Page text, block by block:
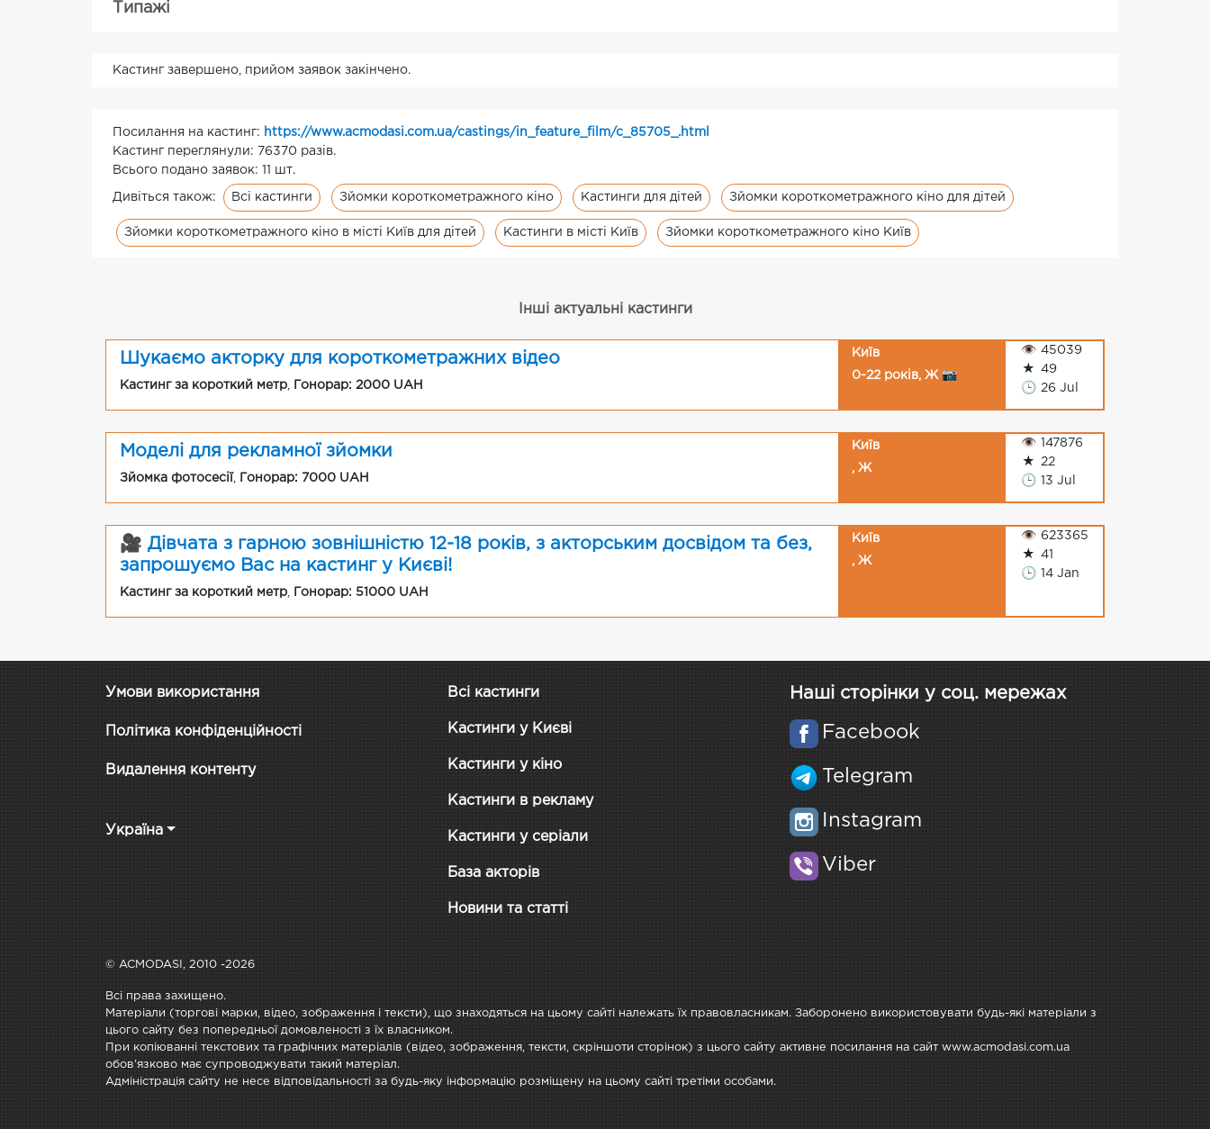
Типажі
Кастинг завершено, прийом заявок закінчено.
Посилання на кастинг: https://www.acmodasi.com.ua/castings/in_feature_film/c_85705_.html
Кастинг переглянули: 76370 разів.
Всього подано заявок: 11 шт.
Дивіться також: Всі кастинги Зйомки короткометражного кіно Кастинги для дітей Зйомки короткометражного кіно для дітей
Зйомки короткометражного кіно в місті Київ для дітей Кастинги в місті Київ Зйомки короткометражного кіно Київ
Інші актуальні кастинги
Шукаємо акторку для короткометражних відео
Кастинг за короткий метр Гонорар: 2000 UAH
Київ
0-22 років, Ж 📷
👁 45039
★
49
🕒 26 Jul
Моделі для рекламної зйомки
Зйомка фотосесії Гонорар: 7000 UAH
Київ
, Ж
👁 147876
★
22
🕒 13 Jul
🎥 Дівчата з гарною зовнішністю 12-18 років, з акторським досвідом та без,
запрошуємо Вас на кастинг у Києві!
Кастинг за короткий метр Гонорар: 51000 UAH
Київ
, Ж
👁 623365
★
41
🕒 14 Jan
Умови використання
Політика конфіденційності
Видалення контенту
Україна
Всі кастинги
Кастинги у Києві
Кастинги у кіно
Кастинги в рекламу
Кастинги у серіали
База акторів
Новини та статті
Наші сторінки у соц. мережах
Facebook
Telegram
Instagram
Viber
© ACMODASI, 2010 -2026
Всі права захищено.
Матеріали (торгові марки, відео, зображення і тексти), що знаходяться на цьому сайті належать їх правовласникам. Заборонено використовувати будь-які матеріали з
цього сайту без попередньої домовленості з їх власником.
При копіюванні текстових та графічних матеріалів (відео, зображення, тексти, скріншоти сторінок) з цього сайту активне посилання на сайт www.acmodasi.com.ua
обов'язково має супроводжувати такий матеріал.
Адміністрація сайту не несе відповідальності за будь-яку інформацію розміщену на цьому сайті третіми особами.